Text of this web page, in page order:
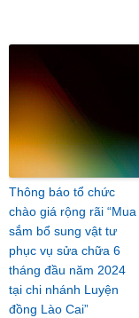
Thông báo tổ chức
chào giá rộng rãi “Mua
sắm bổ sung vật tư
phục vụ sửa chữa 6
tháng đầu năm 2024
tại chi nhánh Luyện
đồng Lào Cai”